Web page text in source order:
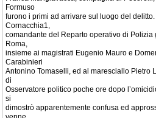
Formuso
furono i primi ad arrivare sul luogo del
Cornacchia1,
comandante del Reparto operativo di
Roma,
insieme ai magistrati Eugenio Mauro e
Carabinieri
Antonino Tomaselli, ed al maresciallo Pietro
di
Osservatore politico poche ore dopo
si
dimostrò apparentemente confusa ed